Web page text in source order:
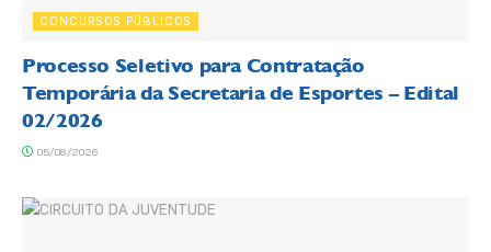
CONCURSOS PÚBLICOS
Processo Seletivo para Contratação
Temporária da Secretaria de Esportes – Edital
02/2026
05/08/2026